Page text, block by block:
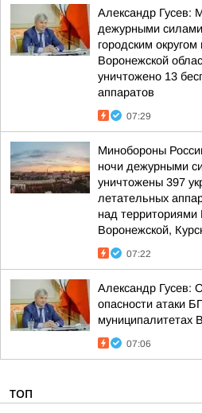
Александр Гусев:
дежурными
городским
Воронежской
уничтожено 13
аппаратов
07:29
Минобороны
ночи дежурными
уничтожены 397
летательных
над территориями
Воронежской,
07:22
Александр Гусев:
опасности атаки
муниципалитетах
07:06
ТОП